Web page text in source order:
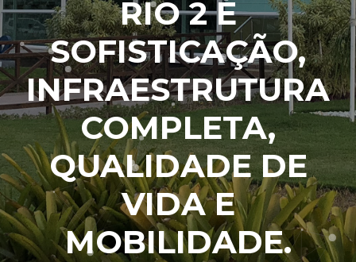
RIO 2 É
SOFISTICAÇÃO,
INFRAESTRUTURA
COMPLETA,
QUALIDADE DE
VIDA E
MOBILIDADE.